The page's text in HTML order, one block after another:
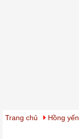
Trang chủ Hồng yến